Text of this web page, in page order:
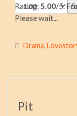
Rating: 5.00/5.
Please wait...
Drama,
Pit